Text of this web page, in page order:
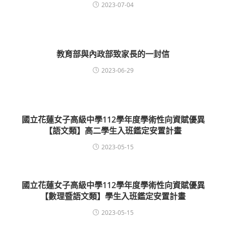
2023-07-04
教育部與內政部致家長的一封信
2023-06-29
國立花蓮女子高級中學112學年度學術性向資賦優異
【語文類】高二學生入班鑑定安置計畫
2023-05-15
國立花蓮女子高級中學112學年度學術性向資賦優異
【數理暨語文類】學生入班鑑定安置計畫
2023-05-15